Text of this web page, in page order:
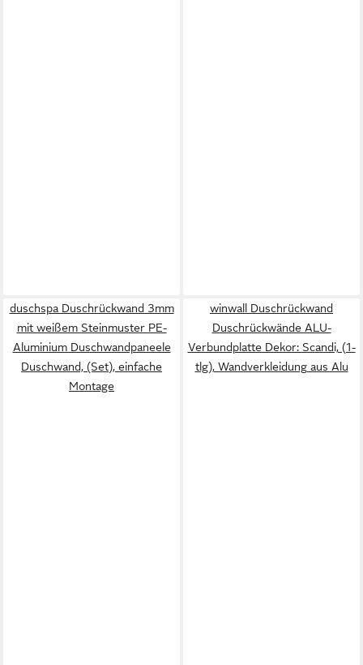
duschspa Duschrückwand 3mm
mit weißem Steinmuster PE-
Aluminium Duschwandpaneele
Duschwand, (Set), einfache
Montage
winwall Duschrückwand
Duschrückwände ALU-
Verbundplatte Dekor: Scandi, (1-
tlg), Wandverkleidung aus Alu